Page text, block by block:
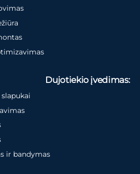
Dujotiekio įvedimas:
ir bandymas